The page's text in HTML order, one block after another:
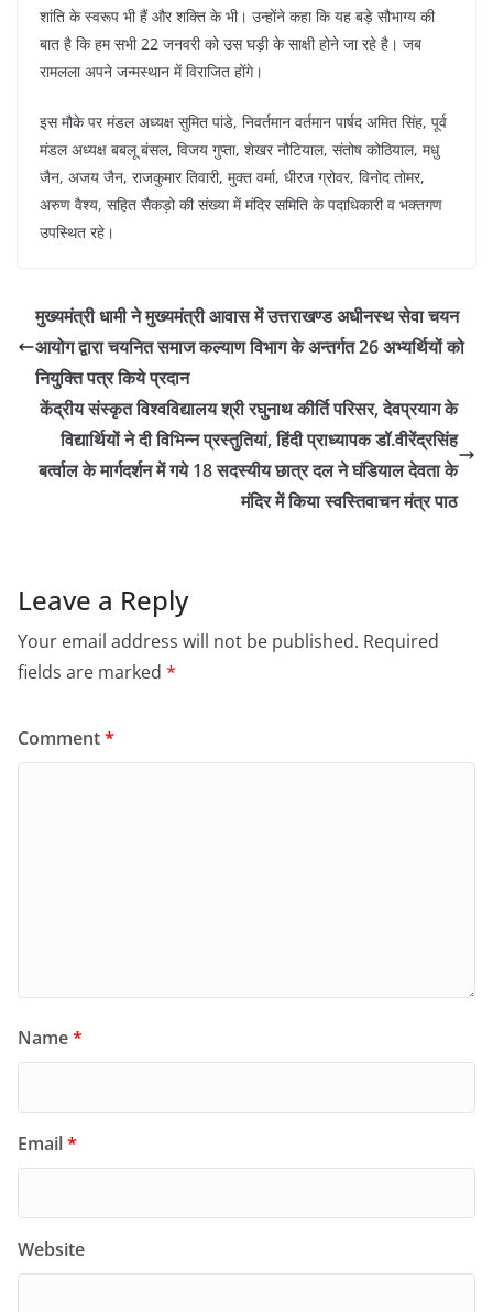
शांति के स्वरूप भी हैं और शक्ति के भी। उन्होंने कहा कि यह बड़े सौभाग्य की
बात है कि हम सभी 22 जनवरी को उस घड़ी के साक्षी होने जा रहे है। जब
रामलला अपने जन्मस्थान में विराजित होंगे।
इस मौके पर मंडल अध्यक्ष सुमित पांडे, निवर्तमान वर्तमान पार्षद अमित सिंह, पूर्व
मंडल अध्यक्ष बबलू बंसल, विजय गुप्ता, शेखर नौटियाल, संतोष कोठियाल, मधु
जैन, अजय जैन, राजकुमार तिवारी, मुक्त वर्मा, धीरज ग्रोवर, विनोद तोमर,
अरुण वैश्य, सहित सैकड़ो की संख्या में मंदिर समिति के पदाधिकारी व भक्तगण
उपस्थित रहे।
मुख्यमंत्री धामी ने मुख्यमंत्री आवास में उत्तराखण्ड अधीनस्थ सेवा चयन
आयोग द्वारा चयनित समाज कल्याण विभाग के अन्तर्गत 26 अभ्यर्थियों को
नियुक्ति पत्र किये प्रदान
केंद्रीय संस्कृत विश्वविद्यालय श्री रघुनाथ कीर्ति परिसर, देवप्रयाग के
विद्यार्थियों ने दी विभिन्न प्रस्तुतियां, हिंदी प्राध्यापक डॉ.वीरेंद्रसिंह
बर्त्वाल के मार्गदर्शन में गये 18 सदस्यीय छात्र दल ने घंडियाल देवता के
मंदिर में किया स्वस्तिवाचन मंत्र पाठ
Leave a Reply
Your email address will not be published. Required
fields are marked *
Comment*
Name*
Email*
Website